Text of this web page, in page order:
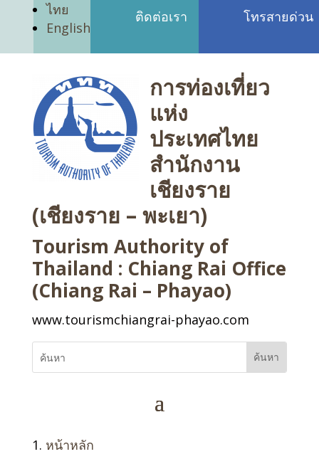
ไทย
English
ติดต่อเรา โทรสายด่วน
การท่องเที่ยว
แห่ง
ประเทศไทย
สำนักงาน
เชียงราย
(เชียงราย – พะเยา)
Tourism Authority of
Thailand : Chiang Rai Office
(Chiang Rai – Phayao)
www.tourismchiangrai-phayao.com
หน้าหลัก